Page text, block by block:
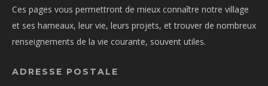
Ces pages vous permettront de mieux connaître notre village
et ses hameaux, leur vie, leurs projets, et trouver de nombreux
renseignements de la vie courante, souvent utiles.
ADRESSE POSTALE